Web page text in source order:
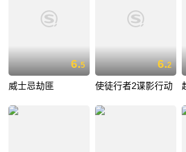
6.5
威士忌劫匪
6.2
使徒行者2谍影行动